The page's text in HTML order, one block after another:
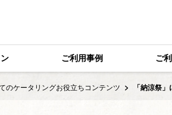
ご利用事例 ご
のケータリングお役立ちコンテンツ 「納涼祭